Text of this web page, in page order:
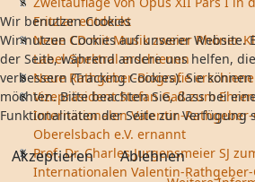
Fritzlar entdeckt
Neue CD mit Musik zweier Rhöner
Label Spektral erschienen
Neue Rathgeber-Biografie
Vizepräsident Stefan Gaß zum
Internationalen Valentin-
Oberelsbach e.V. ernannt
Prof. Dr. Charles Jurgensmeier SJ
Internationalen Valentin-
Wir benutzen Cookies
Wir nutzen Cookies auf unserer
der Seite, während andere uns helfen,
verbessern (Tracking Cookies). Sie
möchten. Bitte beachten Sie, dass bei
Funktionalitäten der Seite zur Verfügung
Akzeptieren Ablehnen